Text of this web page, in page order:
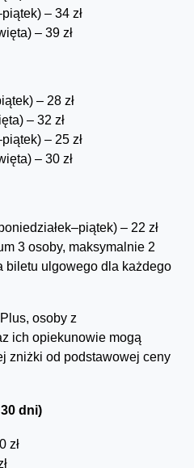
– 34 zł
– 39 zł
– 28 zł
– 32 zł
– 25 zł
– 30 zł
– 22 zł
3 osoby, maksymalnie 2
biletu ulgowego dla każdego
osoby z
ich opiekunowie mogą
zniżki od podstawowej ceny
dni)
zł